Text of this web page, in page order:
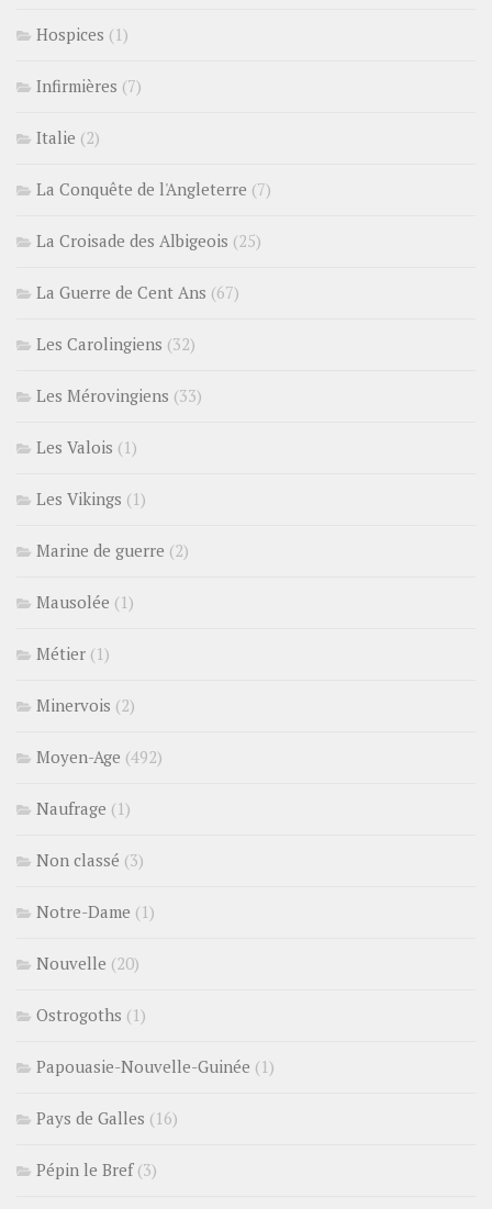
Hospices (1)
Infirmières (7)
Italie (2)
La Conquête de l'Angleterre (7)
La Croisade des Albigeois (25)
La Guerre de Cent Ans (67)
Les Carolingiens (32)
Les Mérovingiens (33)
Les Valois (1)
Les Vikings (1)
Marine de guerre (2)
Mausolée (1)
Métier (1)
Minervois (2)
Moyen-Age (492)
Naufrage (1)
Non classé (3)
Notre-Dame (1)
Nouvelle (20)
Ostrogoths (1)
Papouasie-Nouvelle-Guinée (1)
Pays de Galles (16)
Pépin le Bref(3)